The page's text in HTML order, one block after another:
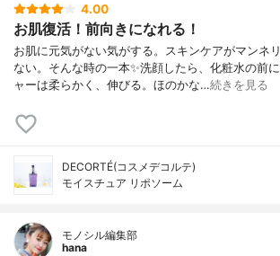
4.00
お肌復活！前向きになれる！
お肌に元気がない気がする。スキンケアがマンネ
ない。そんな時の一本✨洗顔したら、化粧水の前
ャーは柔らかく、伸びる。ほのかな…続きを見る
DECORTÉ(コスメデコルテ)
モイスチュア リポソーム
モノシル編集部
hana